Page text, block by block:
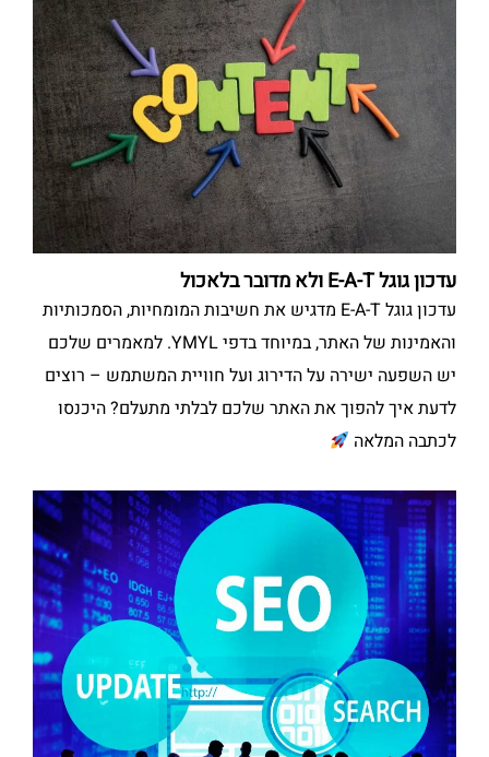
עדכון גוגל E-A-T ולא מדובר בלאכול
עדכון גוגל E-A-T מדגיש את חשיבות המומחיות, הסמכותיות
והאמינות של האתר, במיוחד בדפי YMYL. למאמרים שלכם
יש השפעה ישירה על הדירוג ועל חוויית המשתמש – רוצים
לדעת איך להפוך את האתר שלכם לבלתי מתעלם? היכנסו
לכתבה המלאה